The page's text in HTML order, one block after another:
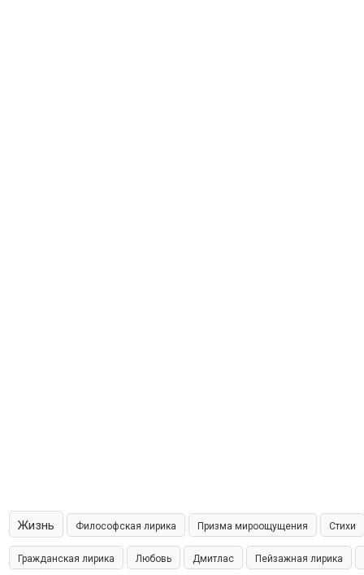
Жизнь Философская лирика Призма мироощущения Стихи
Гражданская лирика Любовь Дмитлас Пейзажная лирика